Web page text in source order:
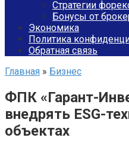
Стратегии
Бонусы от
Экономика
Политика
Обратная связь
Главная » Бизнес
ФПК «Гарант-
внедрять ESG-
объектах